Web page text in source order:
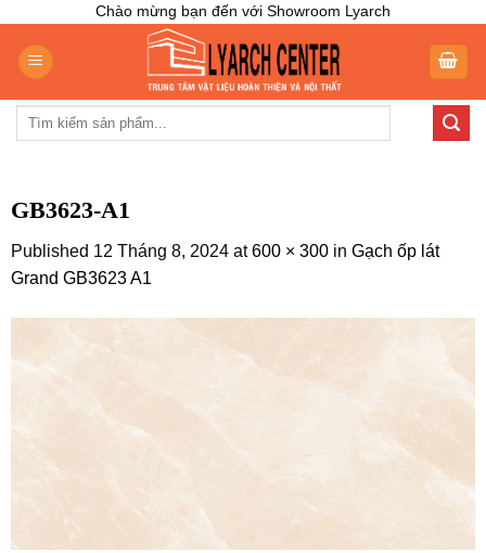
content
Chào mừng bạn đến với Showroom Lyarch
Tìm
GB3623-A1
Published 12 Tháng 8, 2024 at600 × 300 in Gạch ốp lát
Grand GB3623 A1